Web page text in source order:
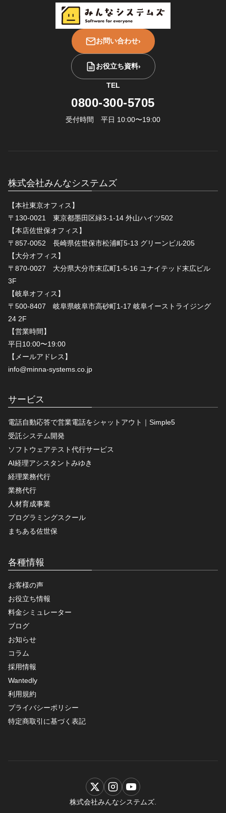
お問い合わせ›
お役立ち資料›
TEL
0800-300-5705
受付時間 平日 10:00〜19:00
株式会社みんなシステムズ
【本社東京オフィス】
〒130-0021 東京都墨田区緑3-1-14 外山ハイツ502
【本店佐世保オフィス】
〒857-0052 長崎県佐世保市松浦町5-13 グリーンビル205
【大分オフィス】
〒870-0027 大分県大分市末広町1-5-16 ユナイテッド末広ビル
3F
【岐阜オフィス】
〒500-8407 岐阜県岐阜市高砂町1-17 岐阜イーストライジング
24 2F
【営業時間】
平日10:00〜19:00
【メールアドレス】
info@minna-systems.co.jp
サービス
電話自動応答で営業電話をシャットアウト｜Simple5
受託システム開発
ソフトウェアテスト代行サービス
AI経理アシスタントみゆき
経理業務代行
業務代行
人材育成事業
プログラミングスクール
まちある佐世保
各種情報
お客様の声
お役立ち情報
料金シミュレーター
ブログ
お知らせ
コラム
採用情報
Wantedly
利用規約
プライバシーポリシー
特定商取引に基づく表記
株式会社みんなシステムズ.